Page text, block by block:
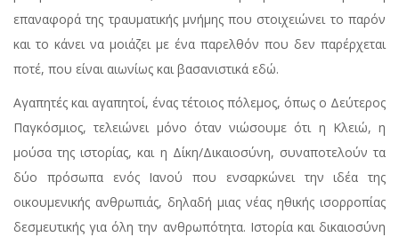
επαναφορά της τραυματικής μνήμης που στοιχειώνει το παρόν
και το κάνει να μοιάζει με ένα παρελθόν που δεν παρέρχεται
ποτέ, που είναι αιωνίως και βασανιστικά εδώ.
Αγαπητές και αγαπητοί, ένας τέτοιος πόλεμος, όπως ο Δεύτερος
Παγκόσμιος, τελειώνει μόνο όταν νιώσουμε ότι η Κλειώ, η
μούσα της ιστορίας, και η Δίκη/Δικαιοσύνη, συναποτελούν τα
δύο πρόσωπα ενός Ιανού που ενσαρκώνει την ιδέα της
οικουμενικής ανθρωπιάς, δηλαδή μιας νέας ηθικής ισορροπίας
δεσμευτικής για όλη την ανθρωπότητα. Ιστορία και δικαιοσύνη